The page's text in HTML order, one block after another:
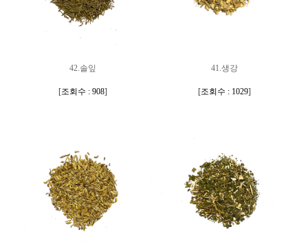
42.솔잎
[조회수 : 908]
41.생강
[조회수 : 1029]